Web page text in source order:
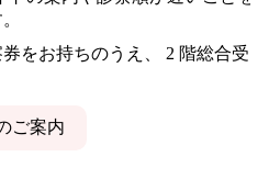
をお持ちのうえ、 2 階総合受
ご案内